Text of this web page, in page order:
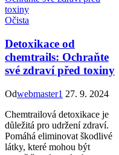
Očista
Detoxikace od
chemtrails: Ochraňte
své zdraví před toxiny
Odwebmaster1 27. 9. 2024
Chemtrailová detoxikace je
důležitá pro udržení zdraví.
Pomáhá eliminovat škodlivé
látky, které mohou být